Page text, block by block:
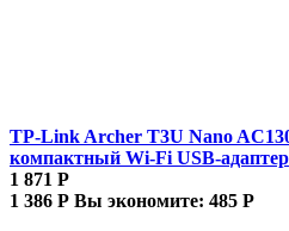
TP-Link Archer T3U Nano
компактный Wi-Fi USB-адаптер
1 871 Р
1 386 Р Вы экономите: 485 Р